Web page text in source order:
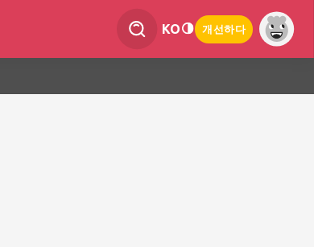
KO 개선하다